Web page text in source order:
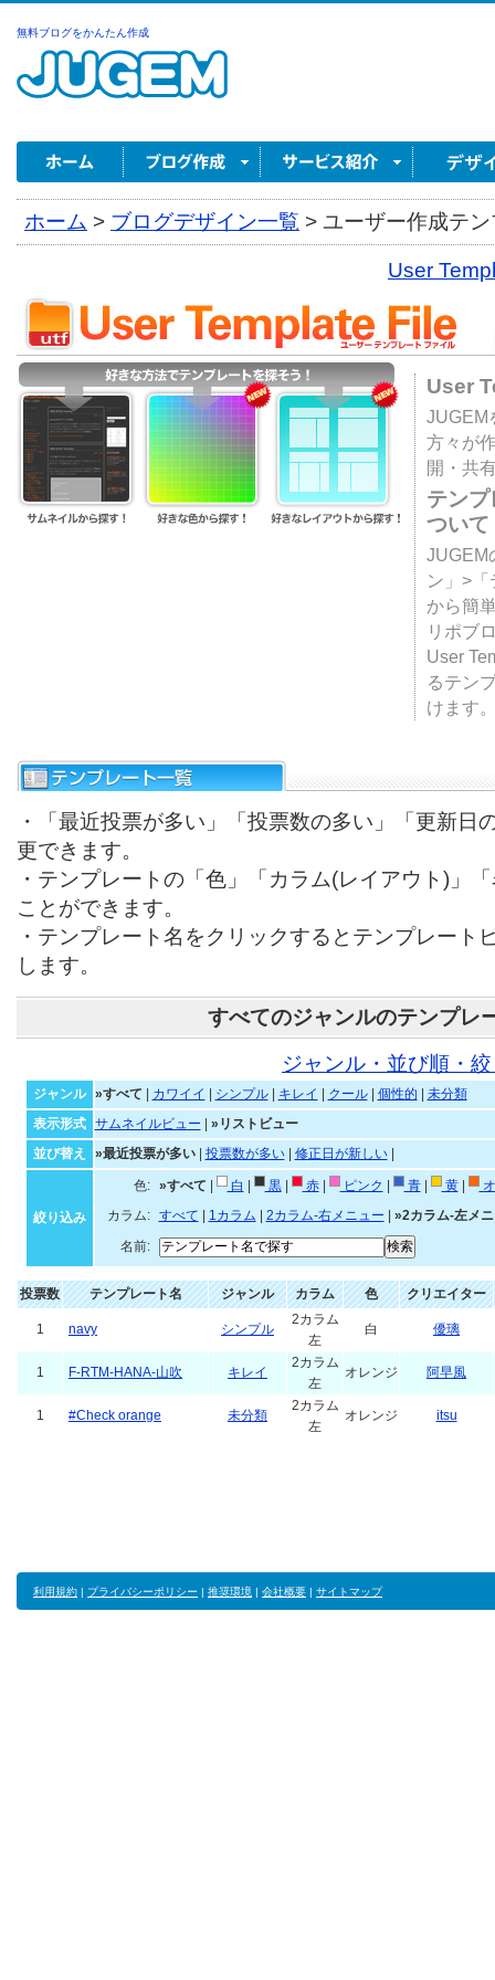
無料ブログをかんたん作成
ホーム > ブログデザイン一覧 > ユーザー作成テ
User
User
JUGEM
方々が
開・共
テン
ついて
JUGEM
ン」>
から簡
リポブ
User
るテン
けます
・「最近投票が多い」「投票数の多い」「更新日
更できます。
・テンプレートの「色」「カラム(レイアウト)」
ことができます。
・テンプレート名をクリックするとテンプレート
します。
すべてのジャンルのテンプレ
ジャンル・並び順・
ジャンル »すべて カワイイ シンプル| キレイ クール| 個性的
未分類
表示形式
サムネイルビュー
»リストビュー
並び替え
»最近投票が多い| 投票数が多い| 修正日が新しい|
絞り込み
色: »すべて 白 黒| 赤| ピンク 青| 黄|
カラム:
すべて 1カラム 2カラム-右メニュー
»2カラム-左メ
名前:
投票数 テンプレート名 ジャンル カラム 色 クリエイター
1 navy シンプル
2カラム
左
白 優璃
1 F-RTM-HANA-山吹 キレイ
2カラム
左
オレンジ 阿早風
1 #Check orange 未分類
2カラム
左
オレンジ itsu
利用規約 | プライバシーポリシー | 推奨環境 | 会社概要 | サイトマップ